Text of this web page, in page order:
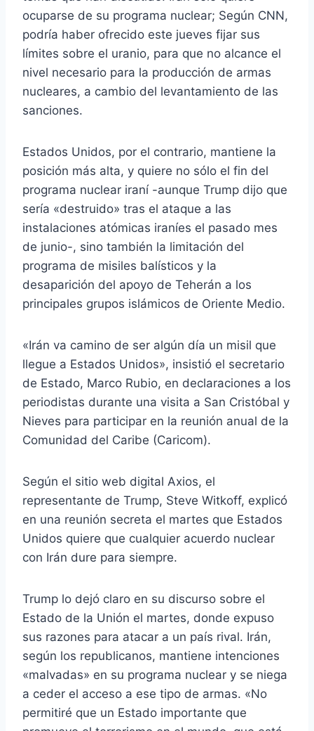
ocuparse de su programa nuclear; Según CNN,
podría haber ofrecido este jueves fijar sus
límites sobre el uranio, para que no alcance el
nivel necesario para la producción de armas
nucleares, a cambio del levantamiento de las
sanciones.
Estados Unidos, por el contrario, mantiene la
posición más alta, y quiere no sólo el fin del
programa nuclear iraní -aunque Trump dijo que
sería «destruido» tras el ataque a las
instalaciones atómicas iraníes el pasado mes
de junio-, sino también la limitación del
programa de misiles balísticos y la
desaparición del apoyo de Teherán a los
principales grupos islámicos de Oriente Medio.
«Irán va camino de ser algún día un misil que
llegue a Estados Unidos», insistió el secretario
de Estado, Marco Rubio, en declaraciones a los
periodistas durante una visita a San Cristóbal y
Nieves para participar en la reunión anual de la
Comunidad del Caribe (Caricom).
Según el sitio web digital Axios, el
representante de Trump, Steve Witkoff, explicó
en una reunión secreta el martes que Estados
Unidos quiere que cualquier acuerdo nuclear
con Irán dure para siempre.
Trump lo dejó claro en su discurso sobre el
Estado de la Unión el martes, donde expuso
sus razones para atacar a un país rival. Irán,
según los republicanos, mantiene intenciones
«malvadas» en su programa nuclear y se niega
a ceder el acceso a ese tipo de armas. «No
permitiré que un Estado importante que